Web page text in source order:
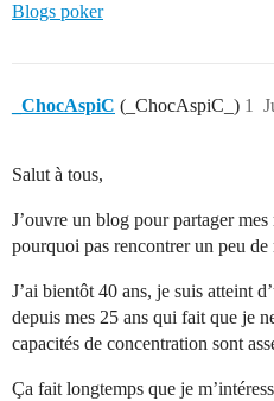
Blogs poker
_ChocAspiC (_ChocAspiC_) 1
Salut à tous,
J’ouvre un blog pour partager
pourquoi pas rencontrer un peu
J’ai bientôt 40 ans, je suis atteint
depuis mes 25 ans qui fait que je
capacités de concentration sont
Ça fait longtemps que je